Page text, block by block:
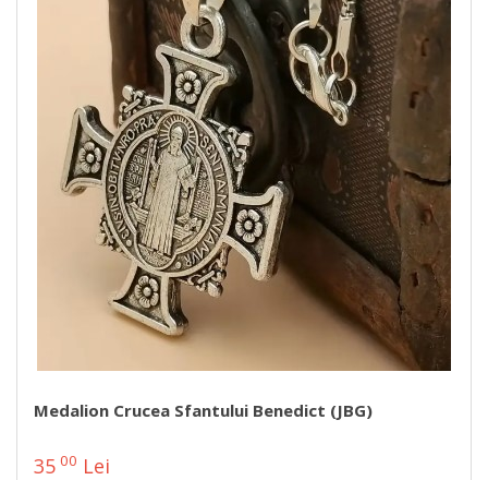
Medalion Crucea Sfantului Benedict (JBG)
35 00 Lei